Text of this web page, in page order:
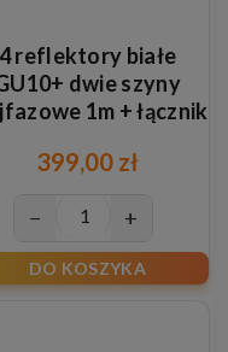
4 reflektory białe
dwie szyny
1m + łącznik
TRAC
399,00 zł
− +
DO KOSZYKA